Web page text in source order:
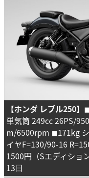
【ホンダ レブル250】
単気筒 249cc 26PS/
m/6500rpm ◼︎171kg
イヤF=130/90-16
1500円（Sエディショ
13日